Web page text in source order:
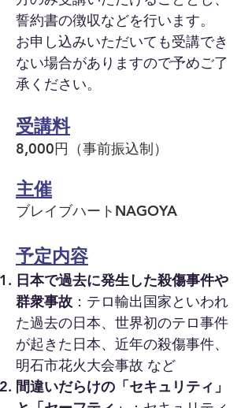
誓約書の徴収などを行います。
お申し込みいただいても受講でき
ない場合がありますので予めご了
承ください。
​受講料
8,000円（事前振込制）
主催
ブレイブハートNAGOYA
予定内容
日本で過去に発生した殺傷事件や
群衆事故 ：テロ輸出国家といわれ
た過去の日本、世界初のテロ事件
が起きた日本、近年の殺傷事件、
明石市花火大会事故 など
間違いだらけの「セキュリティ」